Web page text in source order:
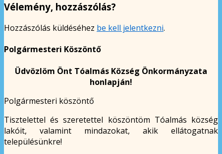
Vélemény, hozzászólás?
Hozzászólás küldéséhez be kell jelentkezni.
Polgármesteri Köszöntő
Üdvözlöm Önt Tóalmás Község Önkormányzata
honlapján!
Polgármesteri köszöntő
Tisztelettel és szeretettel köszöntöm Tóalmás község
lakóit, valamint mindazokat, akik ellátogatnak
településünkre!